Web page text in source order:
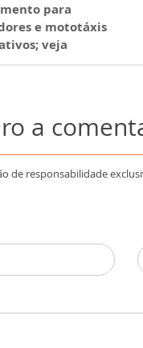
para
e mototáxis
veja
a
de responsabilidade